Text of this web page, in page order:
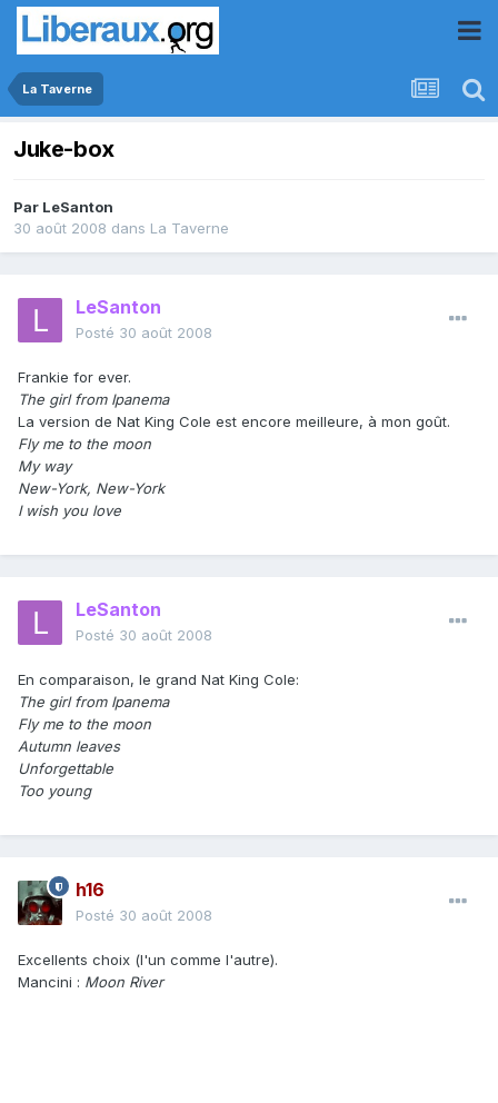
La Taverne
Juke-box
Par LeSanton
30 août 2008 dans La Taverne
LeSanton
Posté 30 août 2008
Frankie for ever.
The girl from Ipanema
La version de Nat King Cole est encore meilleure, à mon goût.
Fly me to the moon
My way
New-York, New-York
I wish you love
LeSanton
Posté 30 août 2008
En comparaison, le grand Nat King Cole:
The girl from Ipanema
Fly me to the moon
Autumn leaves
Unforgettable
Too young
h16
Posté 30 août 2008
Excellents choix (l'un comme l'autre).
Mancini : Moon River